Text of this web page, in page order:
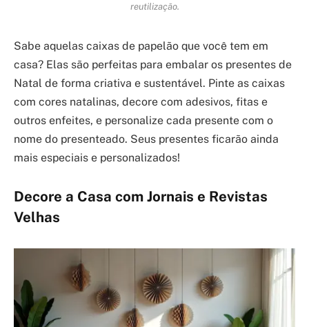
reutilização.
Sabe aquelas caixas de papelão que você tem em
casa? Elas são perfeitas para embalar os presentes de
Natal de forma criativa e sustentável. Pinte as caixas
com cores natalinas, decore com adesivos, fitas e
outros enfeites, e personalize cada presente com o
nome do presenteado. Seus presentes ficarão ainda
mais especiais e personalizados!
Decore a Casa com Jornais e Revistas
Velhas